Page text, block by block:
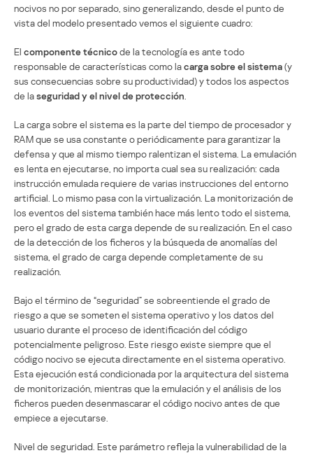
nocivos no por separado, sino generalizando, desde el punto de
vista del modelo presentado vemos el siguiente cuadro:
El componente técnicode la tecnología es ante todo
responsable de características como lacarga sobre el sistema(y
sus consecuencias sobre su productividad) y todos los aspectos
de laseguridad y el nivel de protección
La carga sobre el sistema es la parte del tiempo de procesador y
RAM que se usa constante o periódicamente para garantizar la
defensa y que al mismo tiempo ralentizan el sistema. La emulación
es lenta en ejecutarse, no importa cual sea su realización: cada
instrucción emulada requiere de varias instrucciones del entorno
artificial. Lo mismo pasa con la virtualización. La monitorización de
los eventos del sistema también hace más lento todo el sistema,
pero el grado de esta carga depende de su realización. En el caso
de la detección de los ficheros y la búsqueda de anomalías del
sistema, el grado de carga depende completamente de su
realización.
Bajo el término de “seguridad” se sobreentiende el grado de
riesgo a que se someten el sistema operativo y los datos del
usuario durante el proceso de identificación del código
potencialmente peligroso. Este riesgo existe siempre que el
código nocivo se ejecuta directamente en el sistema operativo.
Esta ejecución está condicionada por la arquitectura del sistema
de monitorización, mientras que la emulación y el análisis de los
ficheros pueden desenmascarar el código nocivo antes de que
empiece a ejecutarse.
Nivel de seguridad. Este parámetro refleja la vulnerabilidad de la